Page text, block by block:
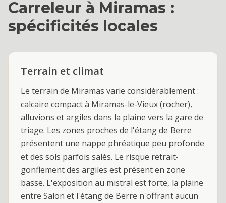
Carreleur à Miramas :
spécificités locales
Terrain et climat
Le terrain de Miramas varie considérablement :
calcaire compact à Miramas-le-Vieux (rocher),
alluvions et argiles dans la plaine vers la gare de
triage. Les zones proches de l'étang de Berre
présentent une nappe phréatique peu profonde
et des sols parfois salés. Le risque retrait-
gonflement des argiles est présent en zone
basse. L'exposition au mistral est forte, la plaine
entre Salon et l'étang de Berre n'offrant aucun